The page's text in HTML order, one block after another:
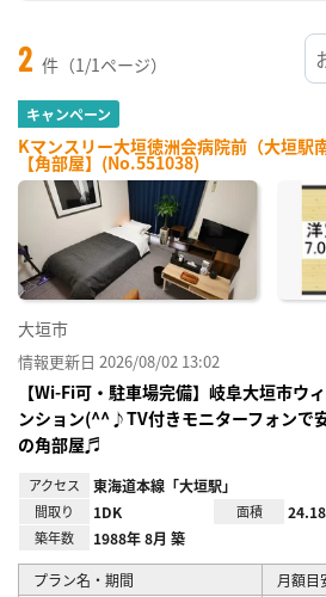
2 件（1/1ページ）
キャンペーン
Kマンスリー大垣徳洲会病院前（大垣駅
【角部屋】(No.551038)
大垣市
情報更新日 2026/08/02 13:02
【Wi-Fi可・駐車場完備】岐阜大垣市ウ
ンション(^^♪TV付きモニターフォンで
の角部屋♬
アクセス 東海道本線「大垣駅」
間取り 1DK 面積
築年数 1988年 8月 築
プラン名・期間 月額目